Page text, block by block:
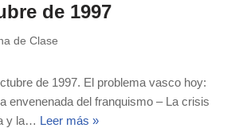
de 1997
de Clase
de 1997. El problema vasco hoy:
envenenada del franquismo – La crisis
y la… Leer más »